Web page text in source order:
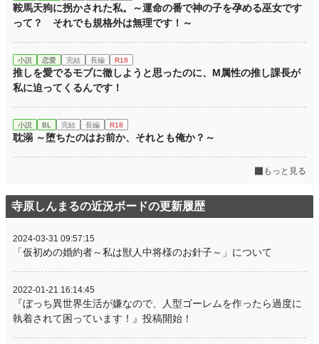
鞍馬天狗に拐かされた私。～運命の番で神の子を孕める巫女です
って？ それでも規格外は無理です！～
小説 恋愛 完結 長編 R18
推しを愛でるモブに徹しようと思ったのに、M属性の推し課長が
私に迫ってくるんです！
小説 BL 完結 長編 R18
耽溺 ～堕ちたのはお前か、それとも俺か？～
もっと見る
寺原しんまるの近況ボードの更新履歴
2024-03-31 09:57:15
「仮初めの婚約者～私は獣人中将様のお針子～」について
2022-01-21 16:14:45
『ぼっち異世界生活が嫌なので、人型ゴーレムを作ったら過度に
執着されて困っています！』投稿開始！